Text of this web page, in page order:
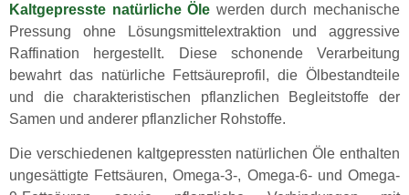
Kaltgepresste natürliche Öle werden durch mechanische
Pressung ohne Lösungsmittelextraktion und aggressive
Raffination hergestellt. Diese schonende Verarbeitung
bewahrt das natürliche Fettsäureprofil, die Ölbestandteile
und die charakteristischen pflanzlichen Begleitstoffe der
Samen und anderer pflanzlicher Rohstoffe.
Die verschiedenen kaltgepressten natürlichen Öle enthalten
ungesättigte Fettsäuren, Omega-3-, Omega-6- und Omega-